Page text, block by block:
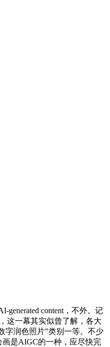
content，不外。记
这一幕其实似曾了解，各大
字润色照片”类别一等。不少
是AIGC的一种，应尽快完